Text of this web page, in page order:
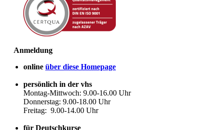
Anmeldung
online über diese Homepage
persönlich in der vhs
Montag-Mittwoch: 9.00-16.00 Uhr
Donnerstag: 9.00-18.00 Uhr
Freitag: 9.00-14.00 Uhr
für Deutschkurse